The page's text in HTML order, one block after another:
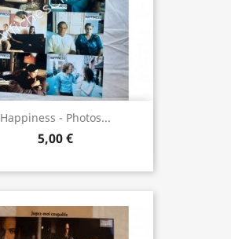
Happiness - Photos...
5,00 €